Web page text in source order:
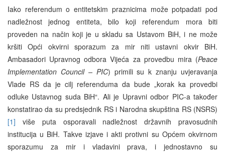
Iako referendum o entitetskim praznicima može potpadati pod
nadležnost jednog entiteta, bilo koji referendum mora biti
proveden na način koji je u skladu sa Ustavom BiH, i ne može
kršiti Opći okvirni sporazum za mir niti ustavni okvir BiH.
Ambasadori Upravnog odbora Vijeća za provedbu mira (Peace
Implementation Council – PIC) primili su k znanju uvjeravanja
Vlade RS da je cilj referenduma da bude „korak ka provedbi
odluke Ustavnog suda BiH“. Ali je Upravni odbor PIC-a također
konstatirao da su predsjednik RS i Narodna skupština RS (NSRS)
[1] više puta osporavali nadležnost državnih pravosudnih
institucija u BiH. Takve izjave i akti protivni su Općem okvirnom
sporazumu za mir i vladavini prava, i jednostavno su